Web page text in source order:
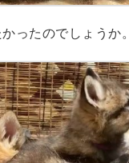
ったのでしょうか。